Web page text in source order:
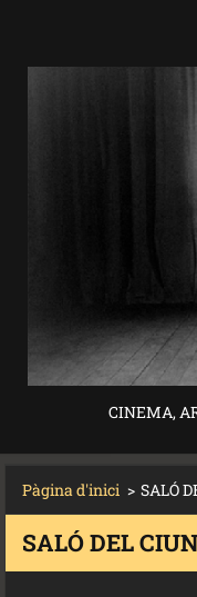
CINEMA,
Pàgina d'inici > SALÓ
SALÓ DEL